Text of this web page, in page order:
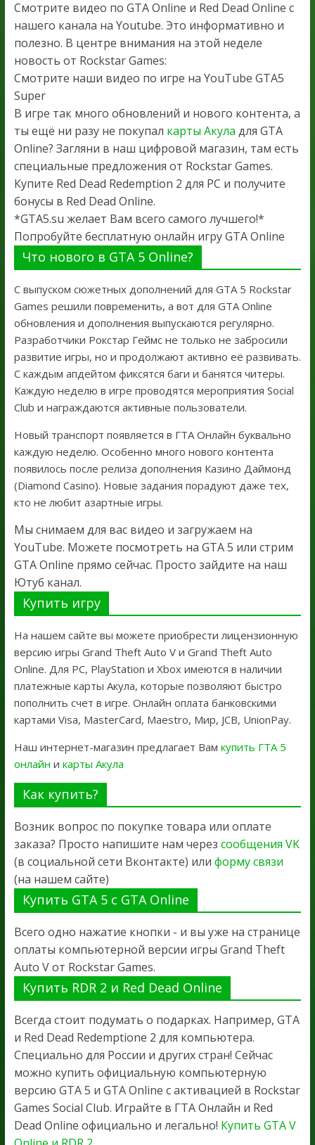
Смотрите видео по GTA Online и Red Dead Online с
нашего канала на Youtube. Это информативно и
полезно. В центре внимания на этой неделе
новость от Rockstar Games:
Смотрите наши видео по игре на YouTube GTA5
Super
В игре так много обновлений и нового контента, а
ты ещё ни разу не покупал карты Акула для GTA
Online? Загляни в наш цифровой магазин, там есть
специальные предложения от Rockstar Games.
Купите Red Dead Redemption 2 для PC и получите
бонусы в Red Dead Online.
*GTA5.su желает Вам всего самого лучшего!*
Попробуйте бесплатную онлайн игру GTA Online
Что нового в GTA 5 Online?
С выпуском сюжетных дополнений для GTA 5 Rockstar
Games решили повременить, а вот для GTA Online
обновления и дополнения выпускаются регулярно.
Разработчики Рокстар Геймс не только не забросили
развитие игры, но и продолжают активно её развивать.
С каждым апдейтом фиксятся баги и банятся читеры.
Каждую неделю в игре проводятся мероприятия Social
Club и награждаются активные пользователи.
Новый транспорт появляется в ГТА Онлайн буквально
каждую неделю. Особенно много нового контента
появилось после релиза дополнения Казино Даймонд
(Diamond Casino). Новые задания порадуют даже тех,
кто не любит азартные игры.
Мы снимаем для вас видео и загружаем на
YouTube. Можете посмотреть на GTA 5 или стрим
GTA Online прямо сейчас. Просто зайдите на наш
Ютуб канал.
Купить игру
На нашем сайте вы можете приобрести лицензионную
версию игры Grand Theft Auto V и Grand Theft Auto
Online. Для PC, PlayStation и Xbox имеются в наличии
платежные карты Акула, которые позволяют быстро
пополнить счет в игре. Онлайн оплата банковскими
картами Visa, MasterCard, Maestro, Мир, JCB, UnionPay.
Наш интернет-магазин предлагает Вам купить ГТА 5
онлайн и карты Акула
Как купить?
Возник вопрос по покупке товара или оплате
заказа? Просто напишите нам через сообщения VK
(в социальной сети Вконтакте) или форму связи
(на нашем сайте)
Купить GTA 5 с GTA Online
Всего одно нажатие кнопки - и вы уже на странице
оплаты компьютерной версии игры Grand Theft
Auto V от Rockstar Games.
Купить RDR 2 и Red Dead Online
Всегда стоит подумать о подарках. Например, GTA
и Red Dead Redemptione 2 для компьютера.
Специально для России и других стран! Сейчас
можно купить официальную компьютерную
версию GTA 5 и GTA Online с активацией в Rockstar
Games Social Club. Играйте в ГТА Онлайн и Red
Dead Online официально и легально! Купить GTA V